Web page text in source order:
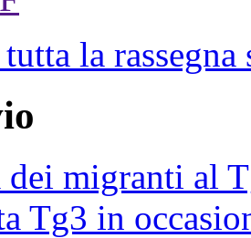
la rassegna
dei migranti al
Tg3 in